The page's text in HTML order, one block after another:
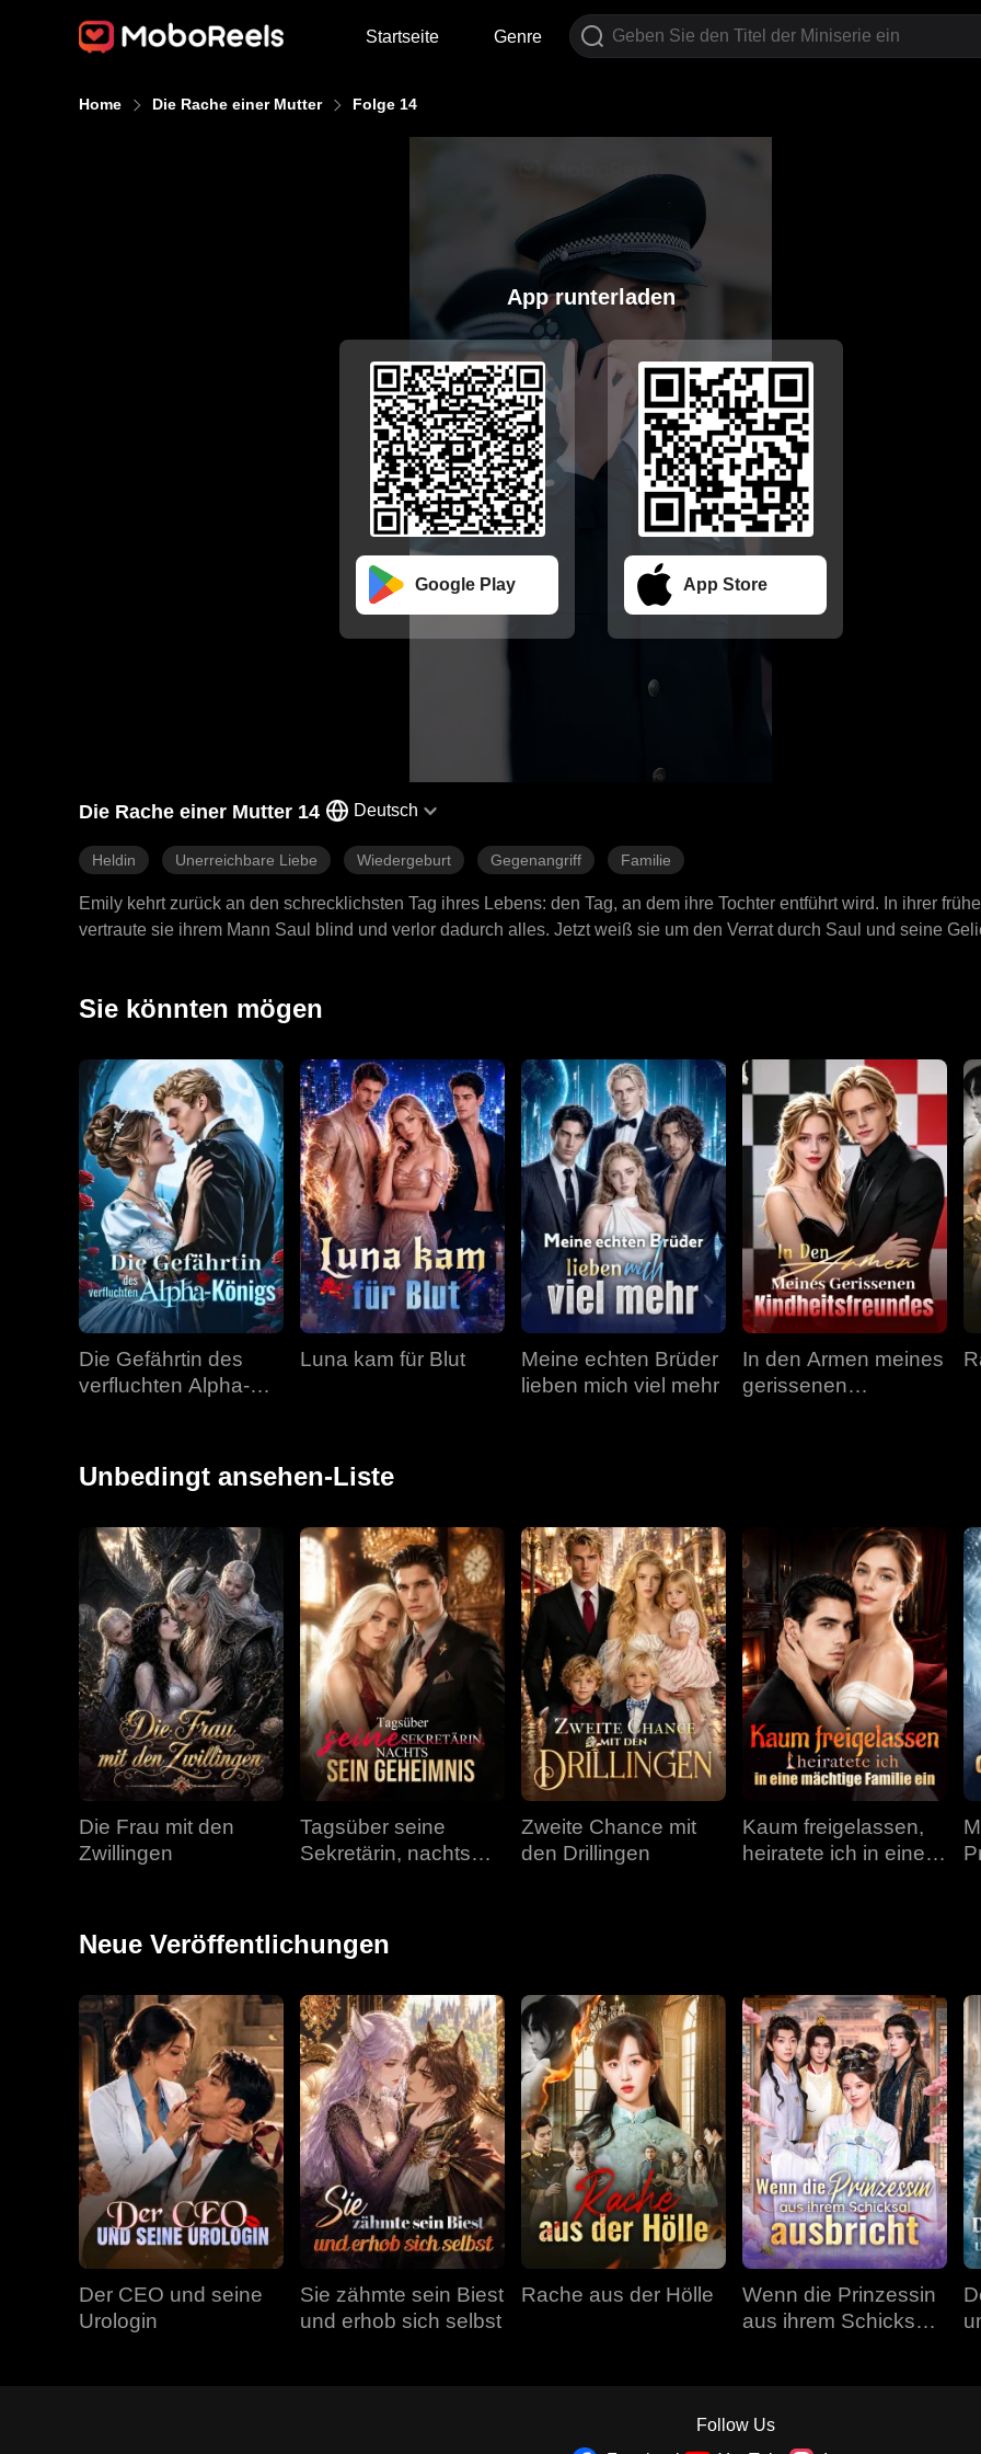
Startseite Genre
Home Die Rache einer Mutter Folge 14
App runterladen
Google Play App Store
Die Rache einer Mutter 14 Deutsch
Heldin Unerreichbare Liebe Wiedergeburt Gegenangriff Familie
Emily kehrt zurück an den schrecklichsten Tag ihres Lebens: den Tag, an dem ihre Tochter entführt wird. In ihrer
vertraute sie ihrem Mann Saul blind und verlor dadurch alles. Jetzt weiß sie um den Verrat durch Saul und seine
Sie könnten mögen
Die Gefährtin des
verfluchten Alpha-
Luna kam für Blut
Meine echten Brüder
lieben mich viel mehr
In den Armen meines
gerissenen
Unbedingt ansehen-Liste
Die Frau mit den
Zwillingen
Tagsüber seine
Sekretärin, nachts
Zweite Chance mit
den Drillingen
Kaum freigelassen,
heiratete ich in eine
Neue Veröffentlichungen
Der CEO und seine
Urologin
Sie zähmte sein Biest
und erhob sich selbst
Rache aus der Hölle
Wenn die Prinzessin
aus ihrem Schicksal
Follow Us